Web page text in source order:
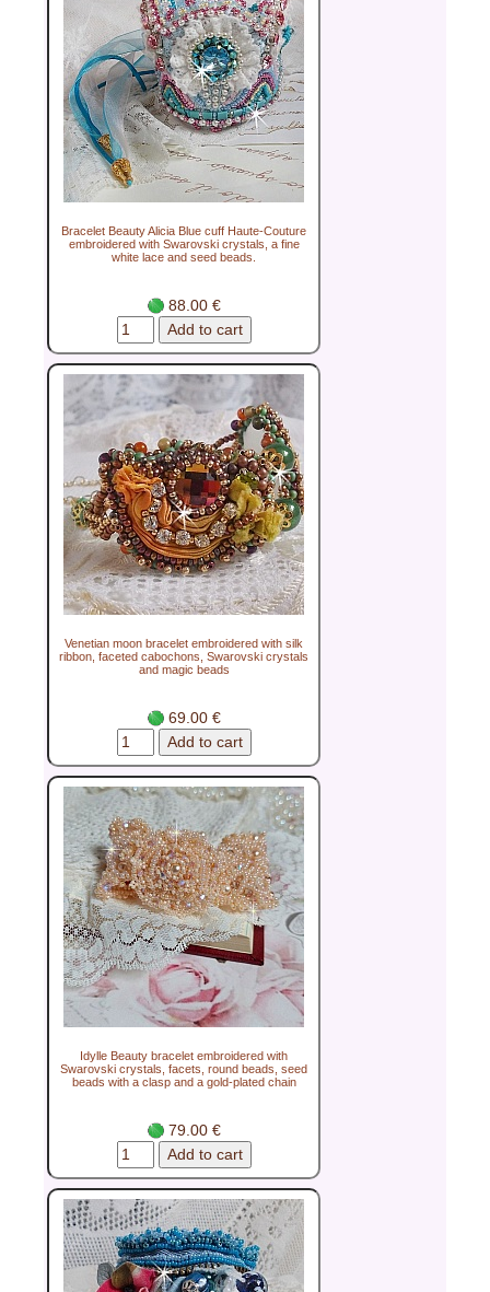
Bracelet Beauty Alicia Blue cuff Haute-Couture
embroidered with Swarovski crystals, a fine
white lace and seed beads.
88.00 €
Venetian moon bracelet embroidered with silk
ribbon, faceted cabochons, Swarovski crystals
and magic beads
69.00 €
Idylle Beauty bracelet embroidered with
Swarovski crystals, facets, round beads, seed
beads with a clasp and a gold-plated chain
79.00 €